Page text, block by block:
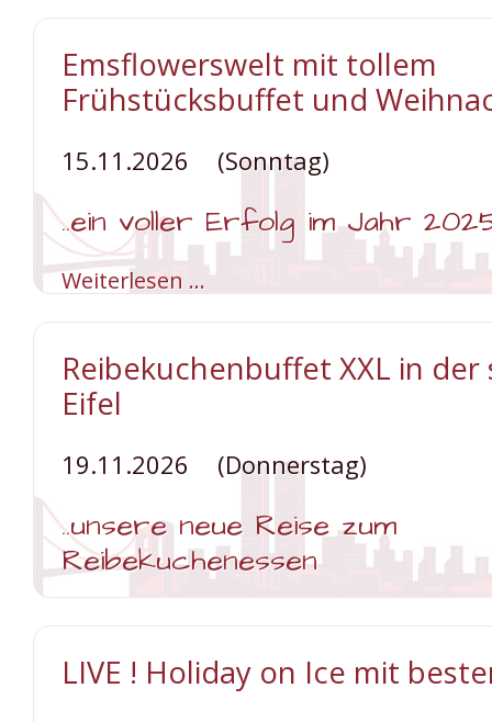
Münsterland
Emsflowerswelt mit tollem
Frühstücksbuffet und
15.11.2026 (Sonntag)
..ein voller Erfolg im Jahr
Weiterlesen … Emsflowerswelt
mit
Weihnachtswelt
Reibekuchenbuffet XXL in
Eifel
19.11.2026 (Donnerstag)
..unsere neue Reise zum
Reibekuchenessen
Weiterlesen …
der
schönen
LIVE ! Holiday on Ice mit